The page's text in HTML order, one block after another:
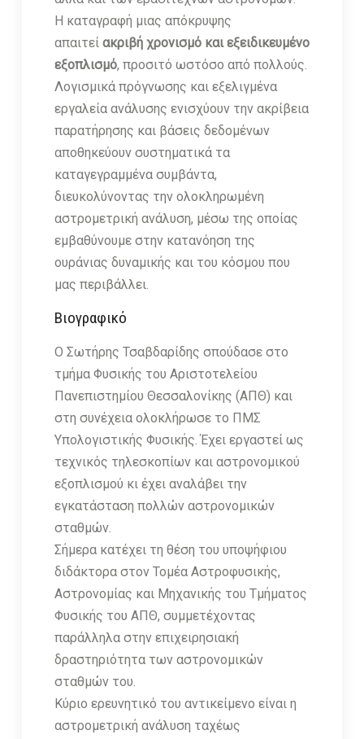
Η καταγραφή μιας απόκρυψης
απαιτεί ακριβή χρονισμό και εξειδικευμένο
εξοπλισμό, προσιτό ωστόσο από πολλούς.
Λογισμικά πρόγνωσης και εξελιγμένα
εργαλεία ανάλυσης ενισχύουν την ακρίβεια
παρατήρησης και βάσεις δεδομένων
αποθηκεύουν συστηματικά τα
καταγεγραμμένα συμβάντα,
διευκολύνοντας την ολοκληρωμένη
αστρομετρική ανάλυση, μέσω της οποίας
εμβαθύνουμε στην κατανόηση της
ουράνιας δυναμικής και του κόσμου που
μας περιβάλλει.
Βιογραφικό
Ο Σωτήρης Τσαβδαρίδης σπούδασε στο
τμήμα Φυσικής του Αριστοτελείου
Πανεπιστημίου Θεσσαλονίκης (ΑΠΘ) και
στη συνέχεια ολοκλήρωσε το ΠΜΣ
Υπολογιστικής Φυσικής. Έχει εργαστεί ως
τεχνικός τηλεσκοπίων και αστρονομικού
εξοπλισμού κι έχει αναλάβει την
εγκατάσταση πολλών αστρονομικών
σταθμών.
Σήμερα κατέχει τη θέση του υποψήφιου
διδάκτορα στον Τομέα Αστροφυσικής,
Αστρονομίας και Μηχανικής του Τμήματος
Φυσικής του ΑΠΘ, συμμετέχοντας
παράλληλα στην επιχειρησιακή
δραστηριότητα των αστρονομικών
σταθμών του.
Κύριο ερευνητικό του αντικείμενο είναι η
αστρομετρική ανάλυση ταχέως